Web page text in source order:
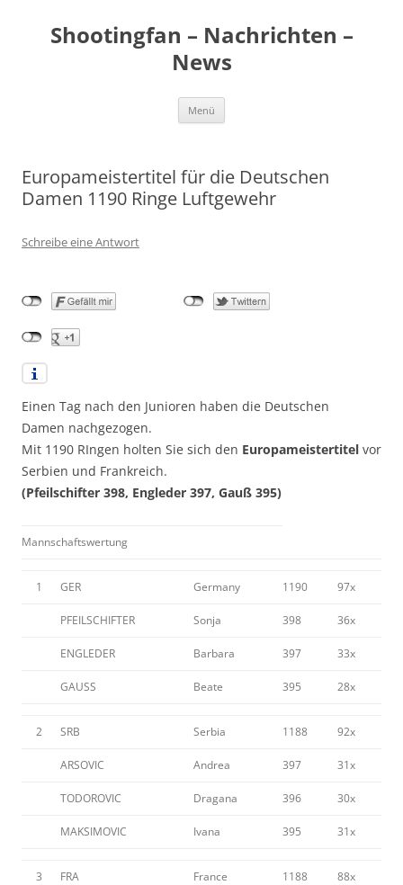
springenShootingfan – Nachrichten –
News
Menü
Europameistertitel für die Deutschen
Damen 1190 Ringe Luftgewehr
Schreibe eine Antwort
Einen Tag nach den Junioren haben die Deutschen
Damen nachgezogen.
Mit 1190 RIngen holten Sie sich den Europameistertitel vor
Serbien und Frankreich.
(Pfeilschifter 398, Engleder 397, Gauß 395)
Mannschaftswertung
1 GER Germany 1190 97x
PFEILSCHIFTER Sonja 398 36x
ENGLEDER Barbara 397 33x
GAUSS Beate 395 28x
2 SRB Serbia 1188 92x
ARSOVIC Andrea 397 31x
TODOROVIC Dragana 396 30x
MAKSIMOVIC Ivana 395 31x
3 FRA France 1188 88x